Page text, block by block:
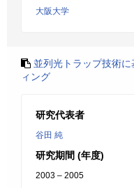
大阪大学
並列光トラップ技術
ィング
研究代表者
谷田 純
研究期間 (年度)
2003 – 2005